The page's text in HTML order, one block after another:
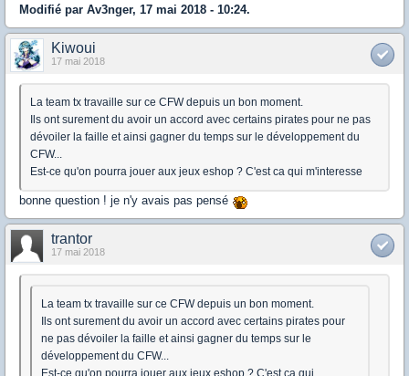
Modifié par Av3nger, 17 mai 2018 - 10:24.
Kiwoui
17 mai 2018
La team tx travaille sur ce CFW depuis un bon moment.
Ils ont surement du avoir un accord avec certains pirates pour ne pas
dévoiler la faille et ainsi gagner du temps sur le développement du
CFW...
Est-ce qu'on pourra jouer aux jeux eshop ? C'est ca qui m'interesse
bonne question ! je n'y avais pas pensé
trantor
17 mai 2018
La team tx travaille sur ce CFW depuis un bon moment.
Ils ont surement du avoir un accord avec certains pirates pour
ne pas dévoiler la faille et ainsi gagner du temps sur le
développement du CFW...
Est-ce qu'on pourra jouer aux jeux eshop ? C'est ca qui